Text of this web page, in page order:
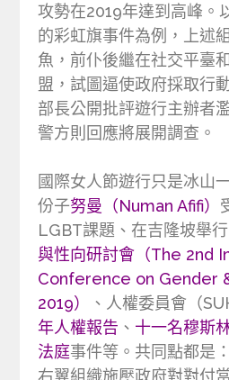
攻勢在2019年達到高峰。
的彩虹旗事件為例，上述
魚，前仆後繼在社交平臺
盟，試圖逼使政府採取行
部長公開批評遊行主辦者
警方則回應將展開調查。
國際女人節遊行只是冰山
份子努曼（Numan Afifi）
LGBT課題、在吉隆坡舉
與性向研討會（The 2nd
Conference on Gender
2019）
、人權委員會（
年人權報告 、 十一名穆斯
法庭事件等。共同點都是
右翼組織施壓政府對對付